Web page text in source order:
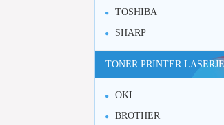
TOSHIBA
SHARP
TONER PRINTER
OKI
BROTHER